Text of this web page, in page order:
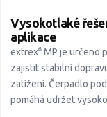
Vysokotlaké
aplikace
extrex⁶ MP je určeno
zajistit stabilní
zatížení. Čerpadlo
pomáhá udržet